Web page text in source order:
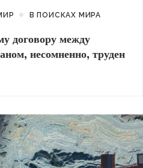
В ПОИСКАХ МИРА
договору между
несомненно, труден